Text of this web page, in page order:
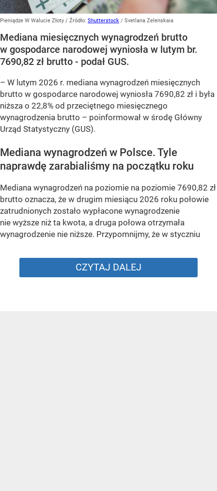
Pieniądze W Walucie Złoty / Źródło: Shutterstock / Svetlana Zelenskaia
Mediana miesięcznych wynagrodzeń brutto
w gospodarce narodowej wyniosła w lutym br.
7690,82 zł brutto - podał GUS.
– W lutym 2026 r. mediana wynagrodzeń miesięcznych
brutto w gospodarce narodowej wyniosła 7690,82 zł i była
niższa o 22,8% od przeciętnego miesięcznego
wynagrodzenia brutto – poinformował w środę Główny
Urząd Statystyczny (GUS).
Mediana wynagrodzeń w Polsce. Tyle
naprawdę zarabialiśmy na początku roku
Mediana wynagrodzeń na poziomie na poziomie 7690,82 zł
brutto oznacza, że w drugim miesiącu 2026 roku połowie
zatrudnionych zostało wypłacone wynagrodzenie
nie wyższe niż ta kwota, a druga połowa otrzymała
wynagrodzenie nie niższe. Przypomnijmy, że w styczniu
CZYTAJ DALEJ